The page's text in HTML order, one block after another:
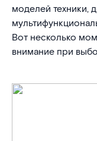
моделей техники,
Вот несколько
внимание при